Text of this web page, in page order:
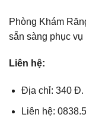
Phòng Khám
sẵn sàng phục
Liên hệ:
Địa chỉ: 340 Đ.
Liên hệ: